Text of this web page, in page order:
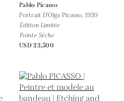
Pablo Picasso
Portrait D'Olga Picasso, 1920
Édition Limitée
Pointe Sèche
USD 23,500